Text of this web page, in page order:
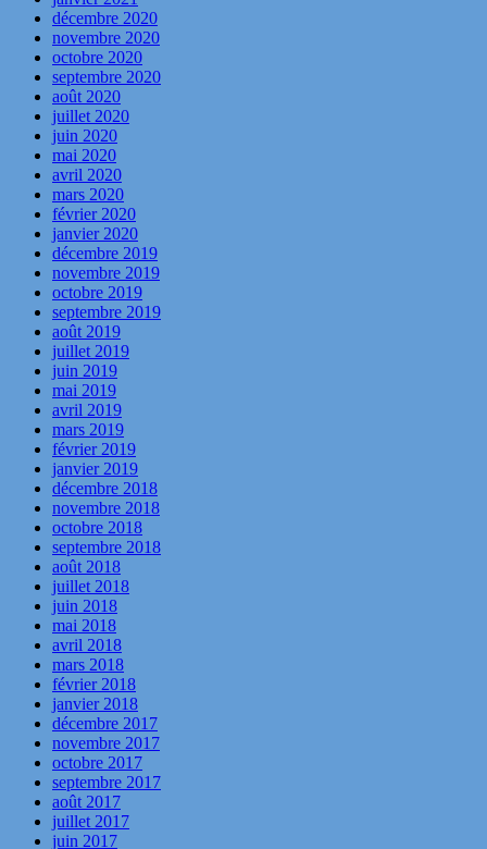
décembre 2020
novembre 2020
octobre 2020
septembre 2020
août 2020
juillet 2020
juin 2020
mai 2020
avril 2020
mars 2020
février 2020
janvier 2020
décembre 2019
novembre 2019
octobre 2019
septembre 2019
août 2019
juillet 2019
juin 2019
mai 2019
avril 2019
mars 2019
février 2019
janvier 2019
décembre 2018
novembre 2018
octobre 2018
septembre 2018
août 2018
juillet 2018
juin 2018
mai 2018
avril 2018
mars 2018
février 2018
janvier 2018
décembre 2017
novembre 2017
octobre 2017
septembre 2017
août 2017
juillet 2017
juin 2017